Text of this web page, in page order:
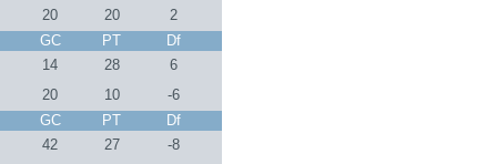
20 20
2
GC PT
Df
14 28
6
20 10
-6
GC PT
Df
42 27
-8